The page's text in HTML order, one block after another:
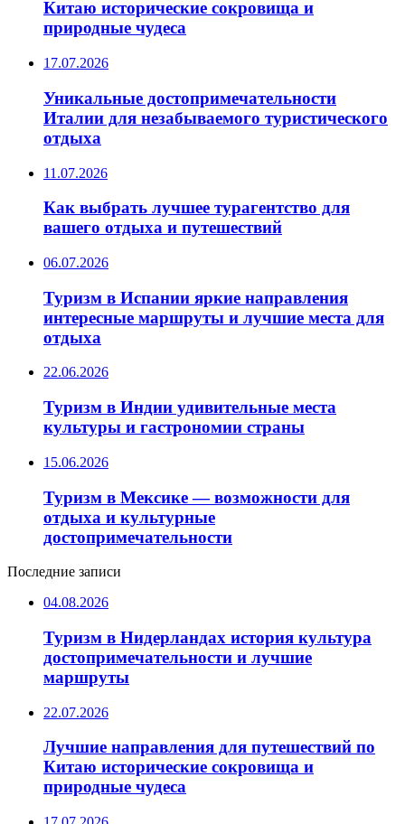
Китаю исторические сокровища и
природные чудеса
17.07.2026
Уникальные достопримечательности
Италии для незабываемого туристического
отдыха
11.07.2026
Как выбрать лучшее турагентство для
вашего отдыха и путешествий
06.07.2026
Туризм в Испании яркие направления
интересные маршруты и лучшие места для
отдыха
22.06.2026
Туризм в Индии удивительные места
культуры и гастрономии страны
15.06.2026
Туризм в Мексике — возможности для
отдыха и культурные
достопримечательности
Последние записи
04.08.2026
Туризм в Нидерландах история культура
достопримечательности и лучшие
маршруты
22.07.2026
Лучшие направления для путешествий по
Китаю исторические сокровища и
природные чудеса